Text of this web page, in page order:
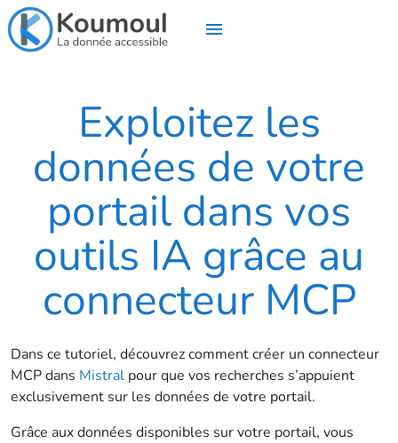
Exploitez les
données de votre
portail dans vos
outils IA grâce au
connecteur MCP
Dans ce tutoriel, découvrez comment créer un connecteur
MCP dans Mistral pour que vos recherches s’appuient
exclusivement sur les données de votre portail.
Grâce aux données disponibles sur votre portail, vous